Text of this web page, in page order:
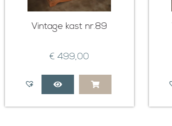
Vintage kast nr.89
€ 499,00